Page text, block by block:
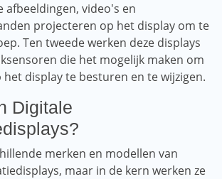
afbeeldingen, video's en
projecteren op het display om te
Ten tweede werken deze displays
die het mogelijk maken om
display te besturen en te wijzigen.
Digitale
merken en modellen van
maar in de kern werken ze